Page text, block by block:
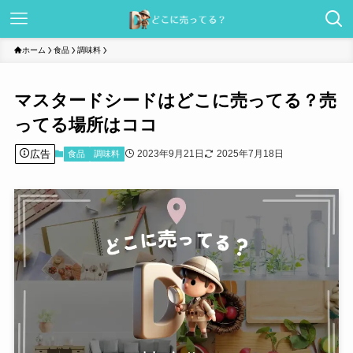
ホーム 食品 調味料
マスタードシードはどこに売ってる？売
ってる場所はココ
広告 食品 調味料 2023年9月21日 2025年7月18日